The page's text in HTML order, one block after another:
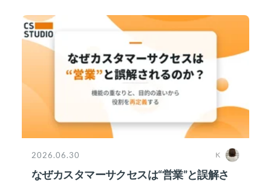
2026.06.30 K
なぜカスタマーサクセスは“営業”と誤解さ